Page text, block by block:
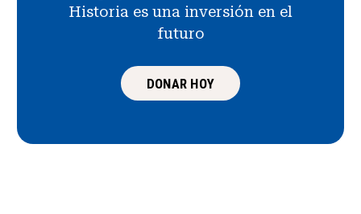
Historia es una inversión en el
futuro
DONAR HOY